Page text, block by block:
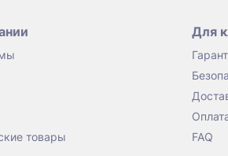
собственного коллагена.
более экологичному образу жизни.
и ногтей.
с потерей упругости кожи.
проверенные бренды.
веганского коллагена, который
товары
Для
FAQ